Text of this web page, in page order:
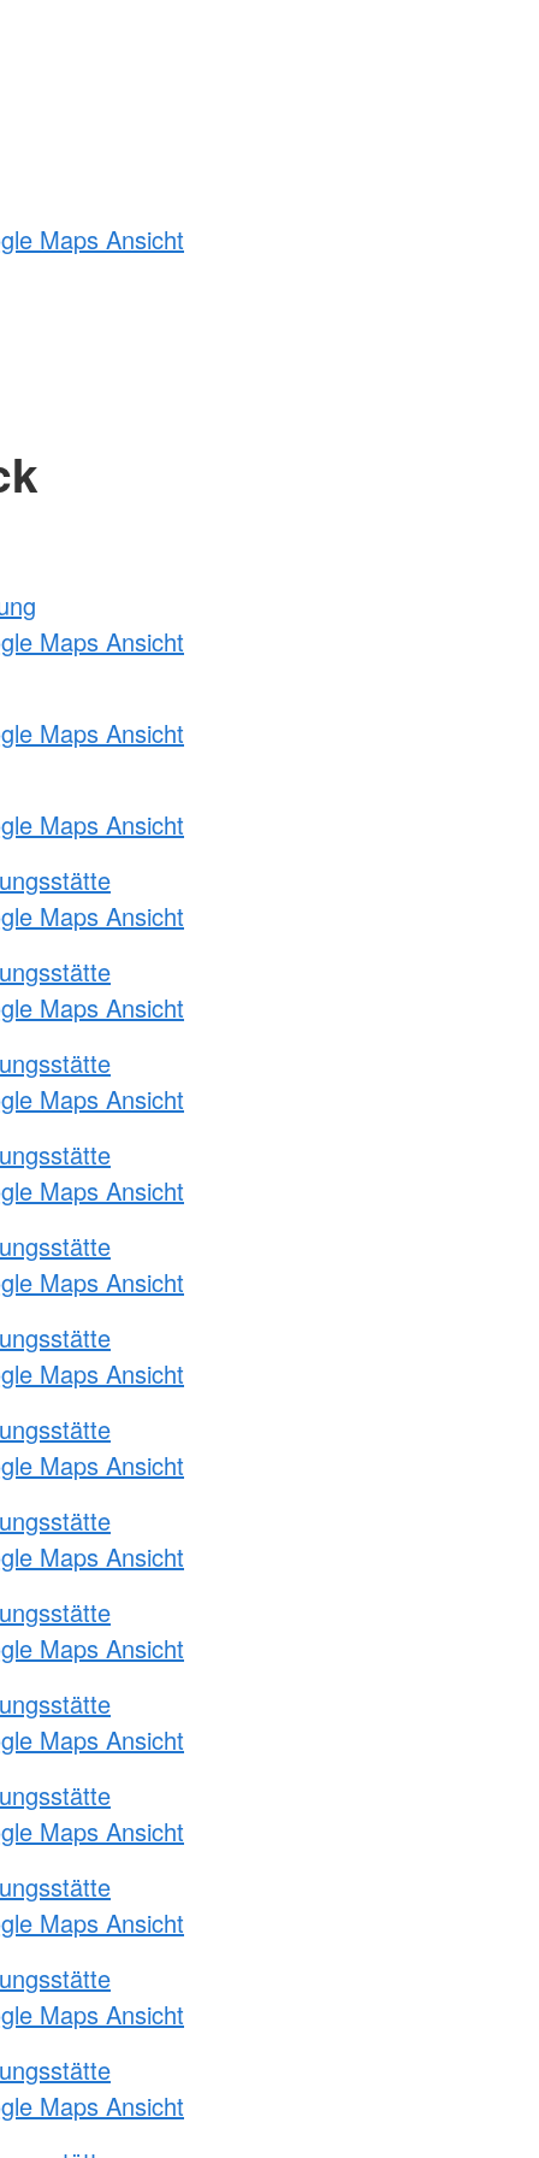
Maps Ansicht
Maps Ansicht
Maps Ansicht
Maps Ansicht
Maps Ansicht
Maps Ansicht
Maps Ansicht
Maps Ansicht
Maps Ansicht
Maps Ansicht
Maps Ansicht
Maps Ansicht
Maps Ansicht
Maps Ansicht
Maps Ansicht
Maps Ansicht
Maps Ansicht
Maps Ansicht